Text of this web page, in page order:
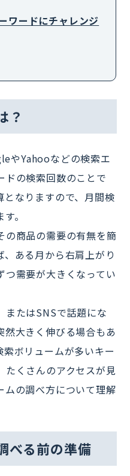
ワードにチャレンジ
？
やYahooなどの検索エ
ドの検索回数のことで
なりますので、月間検
。
の商品の需要の有無を簡
ある月から右肩上がり
つ需要が大きくなってい
またはSNSで話題にな
然大きく伸びる場合もあ
ボリュームが多いキー
たくさんのアクセスが見
ムの調べ方について理解
べる前の準備